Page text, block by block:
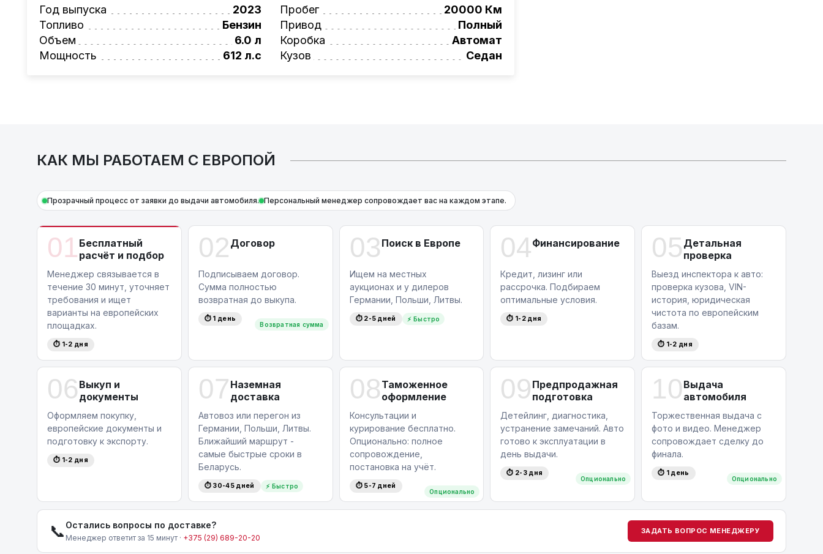
проверка автомобиля, полное документальное сопровождение, помощь при
растаможке. Экономьте свое время и деньги!
Также, для граждан РБ действует
лизинговая программа на НОВЫЕ автомобили.
Условия и подробности можно узнать по номеру:
Год выпуска
2023
Топливо
Бензин
Объем
6.0 л
Мощность
612 л.с
Пробег
20000 Км
Привод
Полный
Коробка
Автомат
Кузов
Седан
КАК МЫ РАБОТАЕМ С ЕВРОПОЙ
Прозрачный процесс от заявки до выдачи автомобиля. Персональный менеджер сопровождает вас на каждом этапе.
01 Бесплатный
расчёт и подбор
Менеджер связывается в
течение 30 минут, уточняет
требования и ищет
варианты на европейских
площадках.
⏱ 1-2 дня
02 Договор
Возвратная сумма
Подписываем договор.
Сумма полностью
возвратная до выкупа.
⏱ 1 день
03 Поиск в Европе
Ищем на местных
аукционах и у дилеров
Германии, Польши, Литвы.
⏱ 2-5 дней ⚡ Быстро
04Финансирование
Кредит, лизинг или
рассрочка. Подбираем
оптимальные условия.
⏱ 1-2 дня
05 Детальная
проверка
Выезд инспектора к авто:
проверка кузова, VIN-
история, юридическая
чистота по европейским
базам.
⏱ 1-2 дня
06 Выкуп и
документы
Оформляем покупку,
европейские документы и
подготовку к экспорту.
⏱ 1-2 дня
07 Наземная
доставка
Автовоз или перегон из
Германии, Польши, Литвы.
Ближайший маршрут -
самые быстрые сроки в
Беларусь.
⏱ 30-45 дней ⚡ Быстро
08 Таможенное
оформление
Опционально
Консультации и
курирование бесплатно.
Опционально: полное
сопровождение,
постановка на учёт.
⏱ 5-7 дней
09 Предпродажная
подготовка
Опционально
Детейлинг, диагностика,
устранение замечаний. Авто
готово к эксплуатации в
день выдачи.
⏱ 2-3 дня
10 Выдача
автомобиля
Опционально
Торжественная выдача с
фото и видео. Менеджер
сопровождает сделку до
финала.
⏱ 1 день
📞 Остались вопросы по доставке?
Менеджер ответит за 15 минут · +375 (29) 689-20-20
ЗАДАТЬ ВОПРОС МЕНЕДЖЕРУ